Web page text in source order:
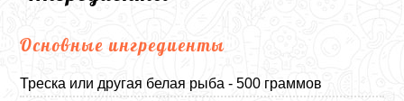
Основные ингредиенты
Треска или другая белая рыба - 500 граммов